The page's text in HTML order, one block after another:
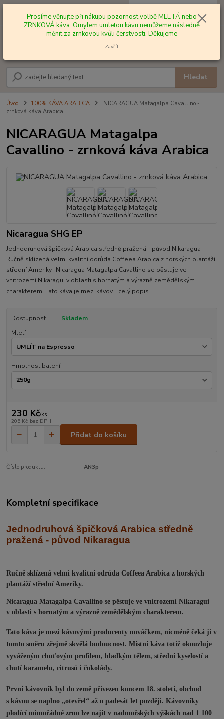
Hledat
+420 602 577 209 za0,00 Kč
Úvod 100% KÁVA ARABICA
NICARAGUA Matagalpa Cavallino -
zrnková káva Arabica
NICARAGUA Matagalpa
Cavallino - zrnková káva Arabica
Nicaragua SHG EP
Jednodruhová špičková Arabica středně pražená - původ Nikaragua
Ručně sklízená velmi kvalitní odrůda Coffeea Arabica z horských plantáží
střední Ameriky. Nicaragua Matagalpa Cavallino se pěstuje ve
vnitrozemí Nikaragui v oblasti s hornatým a výrazně zemědělským
charakterem. Tato káva je mezi kávov... celý popis
Dostupnost
Skladem
Mletí
Hmotnost balení
230 Kč/ks
205 Kč bez DPH
Přidat do košíku
Číslo produktu: AN3p
Kompletní specifikace
Jednodruhová špičková Arabica středně
pražená - původ Nikaragua
Ručně sklízená velmi kvalitní odrůda Coffeea Arabica z horských
plantáží střední Ameriky.
Nicaragua Matagalpa Cavallino se pěstuje ve vnitrozemí Nikaragui
v oblasti s hornatým a výrazně zemědělským charakterem.
Tato káva je mezi kávovými producenty nováčkem, nicméně čeká ji v
tomto směru zřejmě skvělá budoucnost. Místní káva totiž okouzluje
vyváženým chuťovým profilem, hladkým tělem, střední kyselostí a
chutí karamelu, citrusů i čokolády.
První kávovník byl do země přivezen koncem 18. století, obchod
s kávou se naplno „otevřel“ až o padesát let později. Kávovníky
plodící mimořádné zrno lze najít v nadmořských výškách nad 1 100
Prosíme věnujte při nákupu pozornost volbě MLETÁ nebo
ZRNKOVÁ káva. Omylem umletou kávu nemůžeme následně
měnit za zrnkovou kvůli čerstvosti. Děkujeme
Zavřít